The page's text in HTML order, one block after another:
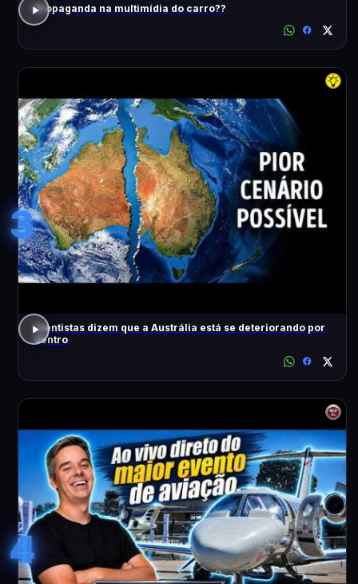
Propaganda na multimídia do carro??
3
Cientistas dizem que a Austrália está se deteriorando por
dentro
4